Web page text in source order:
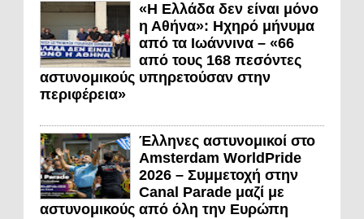
«Η Ελλάδα δεν είναι μόνο
η Αθήνα»: Ηχηρό μήνυμα
από τα Ιωάννινα – «66
από τους 168 πεσόντες
αστυνομικούς υπηρετούσαν στην
περιφέρεια»
Έλληνες αστυνομικοί στο
Amsterdam WorldPride
2026 – Συμμετοχή στην
Canal Parade μαζί με
αστυνομικούς από όλη την Ευρώπη